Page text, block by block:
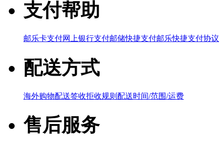
支付帮助
邮乐卡支付网上银行支付邮储快捷支付邮乐快捷支付协议
配送方式
海外购物配送签收拒收规则 配送时间/范围/运费
售后服务